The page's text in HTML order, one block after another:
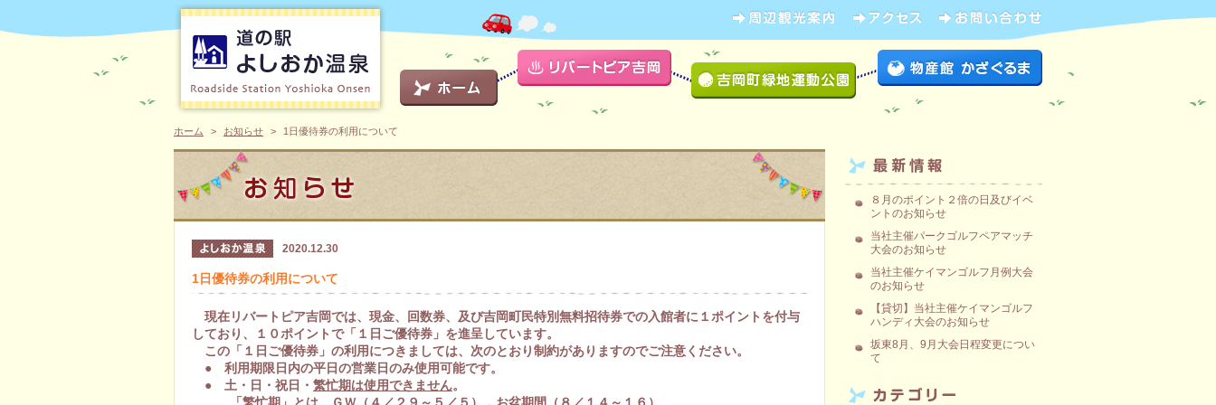
ホーム お知らせ 1日優待券の利用について
2020.12.30
1日優待券の利用について
現在リバートピア吉岡では、現金、回数券、及び吉岡町民特別無料招待券での入館者に１ポイントを付与
しており、１０ポイントで「１日ご優待券」を進呈しています。
この「１日ご優待券」の利用につきましては、次のとおり制約がありますのでご注意ください。
● 利用期限日内の平日の営業日のみ使用可能です。
● 土・日・祝日・ 繁忙期は使用できません。
８月のポイント２倍の日及びイベ
ントのお知らせ
当社主催パークゴルフペアマッチ
大会のお知らせ
当社主催ケイマンゴルフ月例大会
のお知らせ
【貸切】当社主催ケイマンゴルフ
ハンディ大会のお知らせ
坂東8月、9月大会日程変更につい
て